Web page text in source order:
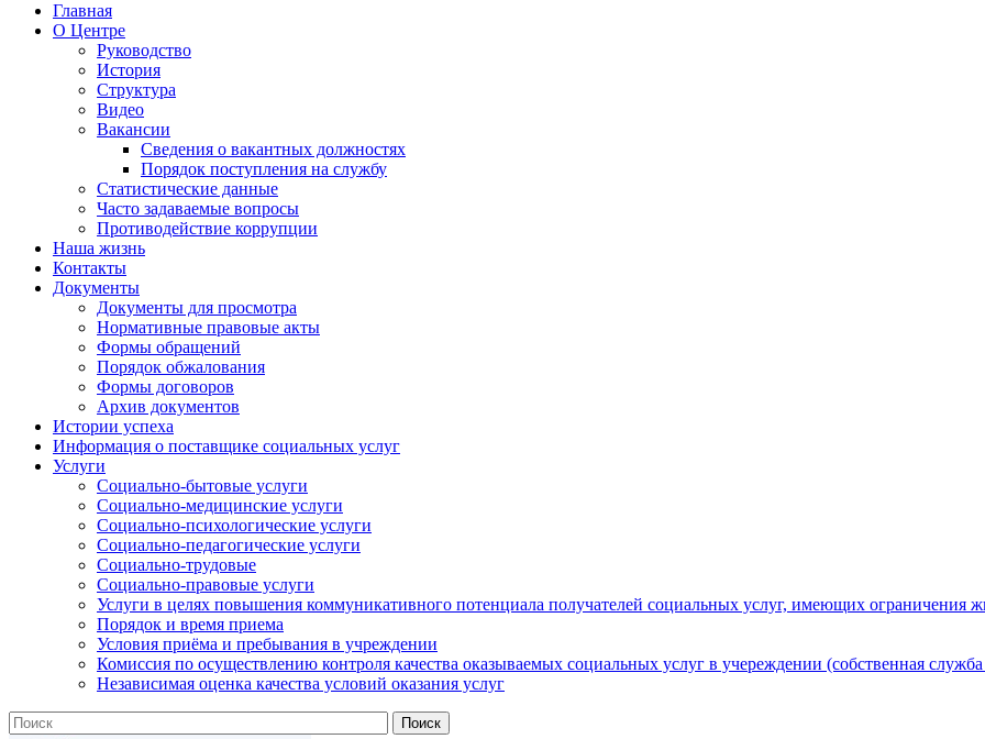
Главная
О Центре
Руководство
История
Структура
Видео
Вакансии
Сведения о вакантных должностях
Порядок поступления на службу
Статистические данные
Часто задаваемые вопросы
Противодействие коррупции
Наша жизнь
Контакты
Документы
Документы для просмотра
Нормативные правовые акты
Формы обращений
Порядок обжалования
Формы договоров
Архив документов
Истории успеха
Информация о поставщике социальных услуг
Услуги
Социально-бытовые услуги
Социально-медицинские услуги
Социально-психологические услуги
Социально-педагогические услуги
Социально-трудовые
Социально-правовые услуги
Услуги в целях повышения коммуникативного потенциала получателей социальных услуг, имеющих ограничения
Порядок и время приема
Условия приёма и пребывания в учреждении
Комиссия по осуществлению контроля качества оказываемых социальных услуг в учереждении (собственная
Независимая оценка качества условий оказания услуг